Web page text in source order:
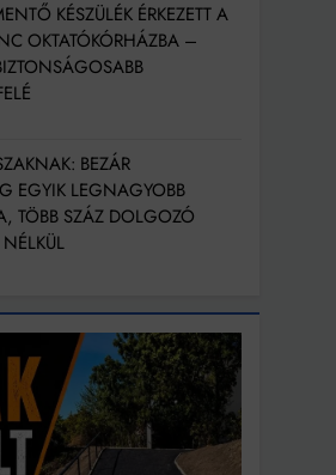
KÉSZÜLÉK ÉRKEZETT A
OKTATÓKÓRHÁZBA –
BEZÁR
EGYIK LEGNAGYOBB
TÖBB SZÁZ DOLGOZÓ